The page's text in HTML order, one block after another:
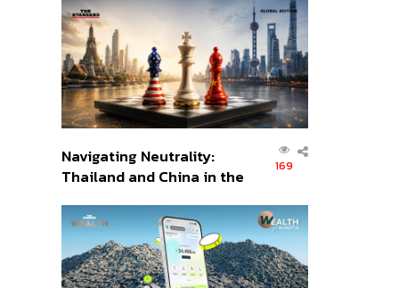
ส่วนยุทธศาสตร์ไทย –
อินโดนีเซีย
Navigating Neutrality:
Thailand and China in the
Order
169